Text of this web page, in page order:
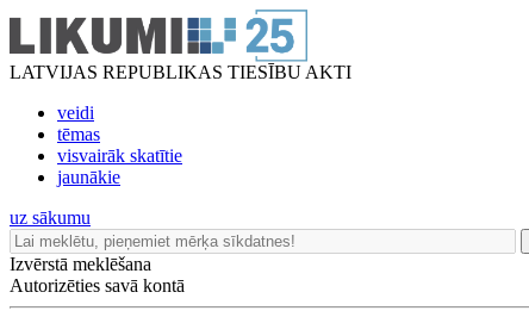
LATVIJAS REPUBLIKAS TIESĪBU AKTI
veidi
tēmas
visvairāk skatītie
jaunākie
uz sākumu
Izvērstā meklēšana
Autorizēties savā kontā